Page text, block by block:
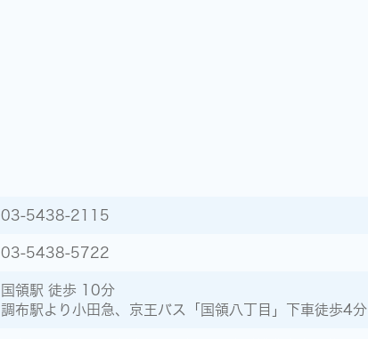
03-5438-2115
03-5438-5722
国領駅 徒歩 10分
調布駅より小田急、京王バス「国領八丁目」下車徒歩4分